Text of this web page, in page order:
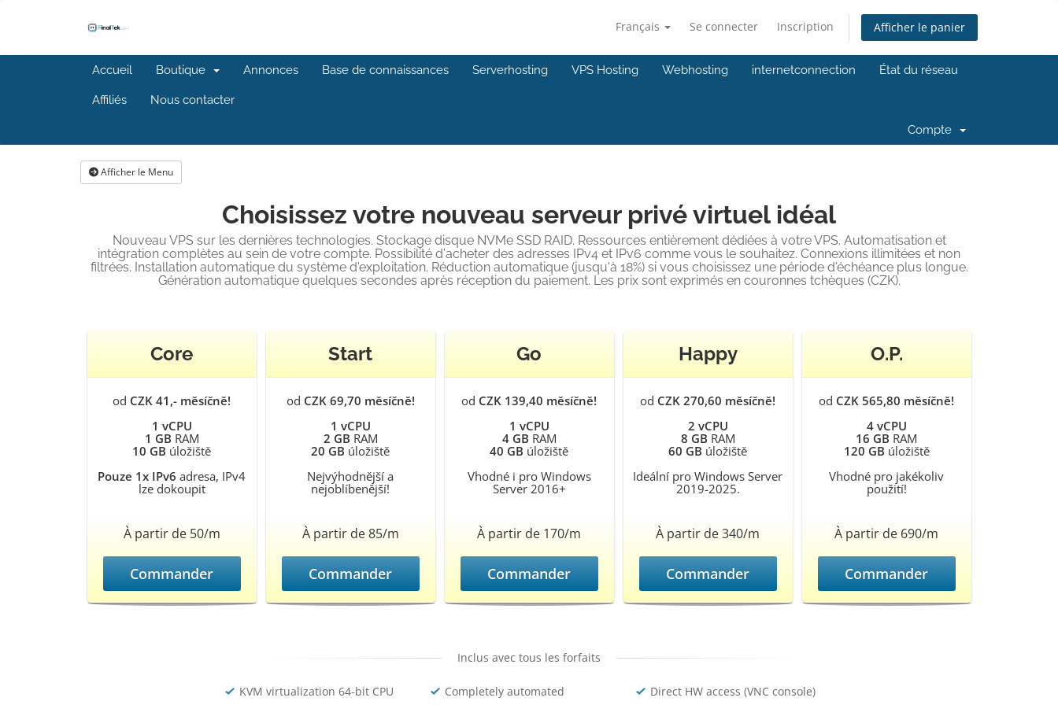
Français Se connecter Inscription Afficher le panier
Accueil Boutique Annonces Base de connaissances Serverhosting VPS Hosting Webhosting internetconnection État du réseau
Affiliés Nous contacter
Compte
Afficher le Menu
Choisissez votre nouveau serveur privé virtuel idéal
Nouveau VPS sur les dernières technologies. Stockage disque NVMe SSD RAID. Ressources entièrement dédiées à votre VPS. Automatisation et
intégration complètes au sein de votre compte. Possibilité d'acheter des adresses IPv4 et IPv6 comme vous le souhaitez. Connexions illimitées et non
filtrées. Installation automatique du système d'exploitation. Réduction automatique (jusqu'à 18%) si vous choisissez une période d'échéance plus longue.
Génération automatique quelques secondes après réception du paiement. Les prix sont exprimés en couronnes tchèques (CZK).
Core
od CZK 41,- měsíčně!
1 vCPU
1 GB RAM
10 GB úložiště
Pouze 1x IPv6 adresa, IPv4
lze dokoupit
À partir de 50/m
Commander
Start
od CZK 69,70 měsíčně!
1 vCPU
2 GB RAM
20 GB úložiště
Nejvýhodnější a
nejoblíbenější!
À partir de 85/m
Commander
Go
od CZK 139,40 měsíčně!
1 vCPU
4 GB RAM
40 GB úložiště
Vhodné i pro Windows
Server 2016+
À partir de 170/m
Commander
Happy
od CZK 270,60 měsíčně!
2 vCPU
8 GB RAM
60 GB úložiště
Ideální pro Windows Server
2019-2025.
À partir de 340/m
Commander
O.P.
od CZK 565,80 měsíčně!
4 vCPU
16 GB RAM
120 GB úložiště
Vhodné pro jakékoliv
použití!
À partir de 690/m
Commander
Inclus avec tous les forfaits
KVM virtualization 64-bit CPU Completely automated Direct HW access (VNC console)